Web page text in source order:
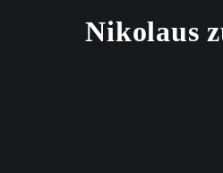
Nikolaus